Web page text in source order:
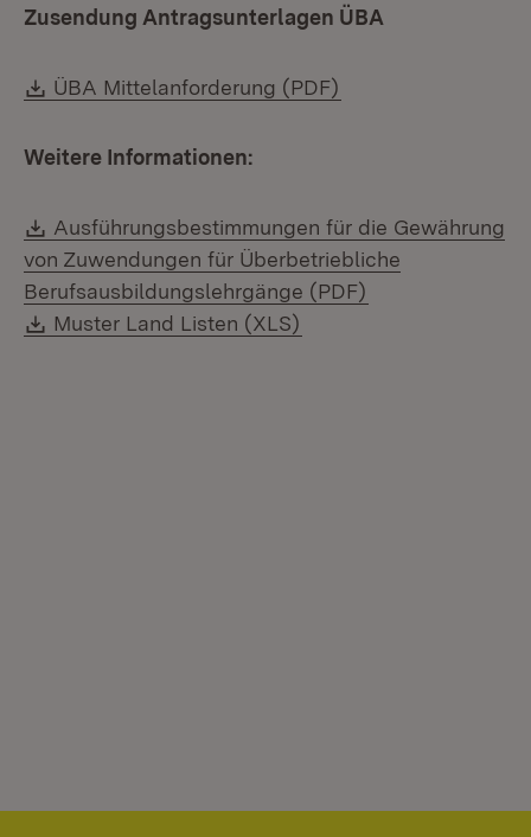
Zusendung Antragsunterlagen ÜBA
Download:
ÜBA Mittelanforderung (PDF)
Weitere Informationen:
Download:
Ausführungsbestimmungen für die Gewährung
von Zuwendungen für Überbetriebliche
Berufsausbildungslehrgänge (PDF)
Download:
Muster Land Listen (XLS)